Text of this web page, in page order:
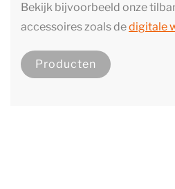
Bekijk bijvoorbeeld onze
accessoires zoals dedigitale
Producten